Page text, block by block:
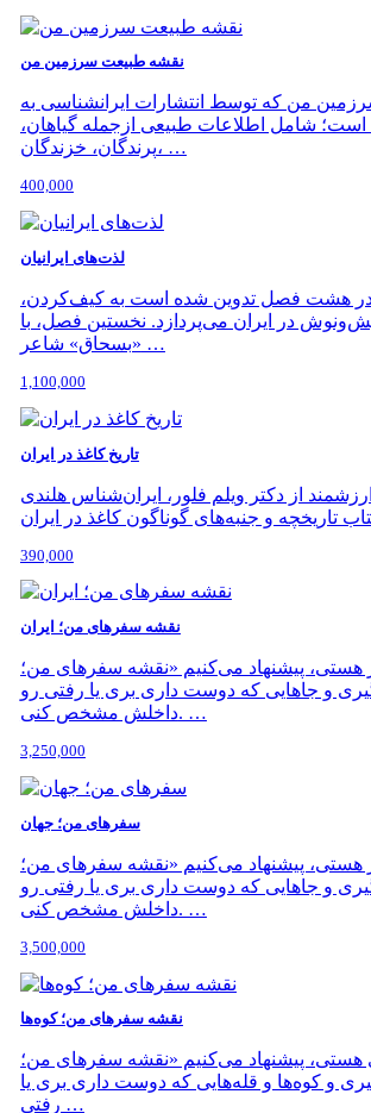
نقشه طبیعت سرزمین من
من که توسط انتشارات ایرانشناسی به
شامل اطلاعات طبیعی ازجمله گیاهان،
پرندگان، خزندگان، …
400,000
لذت‌های ایرانیان
هشت فصل تدوین شده است به کیف‌کردن،
در ایران می‌پردازد. نخستین فصل، با
«بسحاق» شاعر …
1,100,000
تاریخ کاغذ در ایران
از دکتر ویلم فلور، ایران‌شناس هلندی
390,000
نقشه سفرهای من؛ ایران
هستی، پیشنهاد می‌کنیم «نقشه سفرهای من؛
و جاهایی که دوست داری بری یا رفتی رو
داخلش مشخص کنی. …
3,250,000
سفرهای من؛ جهان
هستی، پیشنهاد می‌کنیم «نقشه سفرهای من؛
و جاهایی که دوست داری بری یا رفتی رو
داخلش مشخص کنی. …
3,500,000
نقشه سفرهای من؛ کوه‌ها
هستی، پیشنهاد می‌کنیم «نقشه سفرهای من؛
و کوه‌ها و قله‌هایی که دوست داری بری یا
رفتی …